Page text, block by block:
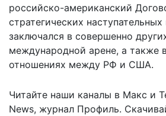
российско-американский
стратегических
заключался в совершенно
международной арене, а также
отношениях между РФ и США.
Читайте наши каналы в Макс и
News, журнал Профиль.